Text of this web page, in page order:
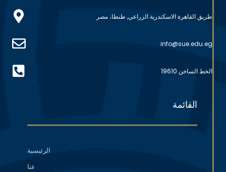
طريق القاهرة الاسكندرية الزراعي, طنطا، مصر
info@sue.edu.eg
الخط الساخن 19610
القائمة
الرئيسية
عنا